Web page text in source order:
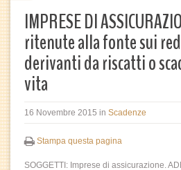
IMPRESE DI
ritenute alla fonte sui
derivanti da riscatti o
vita
16 Novembre 2015 in Scadenze
Stampa questa pagina
SOGGETTI: Imprese di assicurazione.